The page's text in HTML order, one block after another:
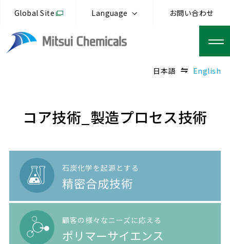
Global Site Language お問い合わせ
日本語 English
コア技術_製造プロセス技術
石炭化学を起源とする
精密合成技術
顧客の様々なニーズに応える
ポリマーサイエンス